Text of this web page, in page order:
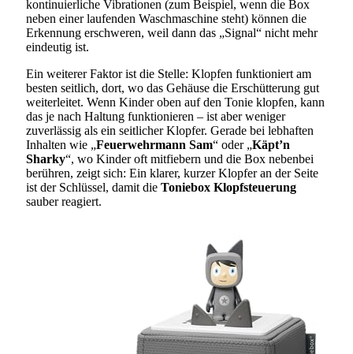
kontinuierliche Vibrationen (zum Beispiel, wenn die Box
neben einer laufenden Waschmaschine steht) können die
Erkennung erschweren, weil dann das „Signal“ nicht mehr
eindeutig ist.
Ein weiterer Faktor ist die Stelle: Klopfen funktioniert am
besten seitlich, dort, wo das Gehäuse die Erschütterung gut
weiterleitet. Wenn Kinder oben auf den Tonie klopfen, kann
das je nach Haltung funktionieren – ist aber weniger
zuverlässig als ein seitlicher Klopfer. Gerade bei lebhaften
Inhalten wie „Feuerwehrmann Sam“ oder „Käpt’n
Sharky“, wo Kinder oft mitfiebern und die Box nebenbei
berühren, zeigt sich: Ein klarer, kurzer Klopfer an der Seite
ist der Schlüssel, damit die Toniebox Klopfsteuerung
sauber reagiert.